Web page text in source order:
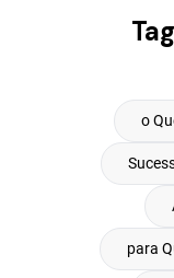
o
para